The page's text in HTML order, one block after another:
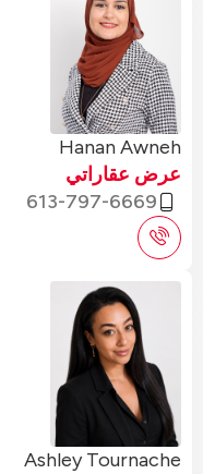
Hanan Awneh
عرض عقاراتي
613-797-6669
Ashley Tournache